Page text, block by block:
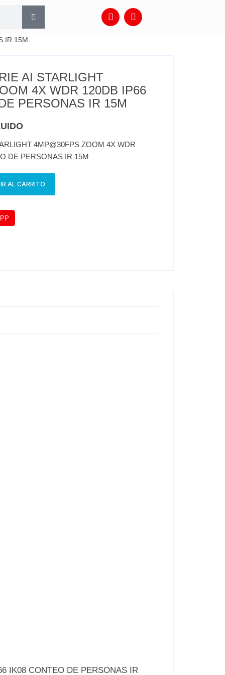
IR 15M
AI STARLIGHT
4X WDR 120DB IP66
PERSONAS IR 15M
4MP@30FPS ZOOM 4X WDR
DE PERSONAS IR 15M
AL CARRITO
IK08 CONTEO DE PERSONAS IR